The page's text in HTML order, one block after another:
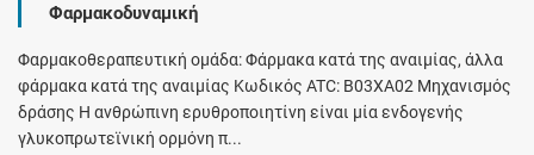
Φαρμακοδυναμική
Φαρμακοθεραπευτική ομάδα: Φάρμακα κατά της αναιμίας, άλλα
φάρμακα κατά της αναιμίας Κωδικός ATC: B03XA02 Μηχανισμός
δράσης Η ανθρώπινη ερυθροποιητίνη είναι μία ενδογενής
γλυκοπρωτεϊνική ορμόνη π...